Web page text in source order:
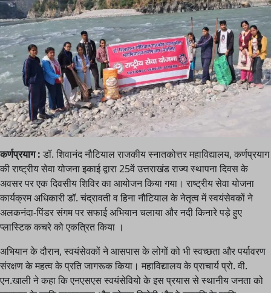
कर्णप्रयाग : डॉ. शिवानंद नौटियाल राजकीय स्नातकोत्तर महाविद्यालय, कर्णप्रयाग
की राष्ट्रीय सेवा योजना इकाई द्वारा 25वें उत्तराखंड राज्य स्थापना दिवस के
अवसर पर एक दिवसीय शिविर का आयोजन किया गया। राष्ट्रीय सेवा योजना
कार्यक्रम अधिकारी डॉ. चंद्रावती व हिना नौटियाल के नेतृत्व में स्वयंसेवकों ने
अलकनंदा-पिंडर संगम पर सफाई अभियान चलाया और नदी किनारे पड़े हुए
प्लास्टिक कचरे को एकत्रित किया ।
अभियान के दौरान, स्वयंसेवकों ने आसपास के लोगों को भी स्वच्छता और पर्यावरण
संरक्षण के महत्व के प्रति जागरूक किया। महाविद्यालय के प्राचार्य प्रो. वी.
एन.खाली ने कहा कि एनएसएस स्वयंसेवियो के इस प्रयास से स्थानीय जनता को